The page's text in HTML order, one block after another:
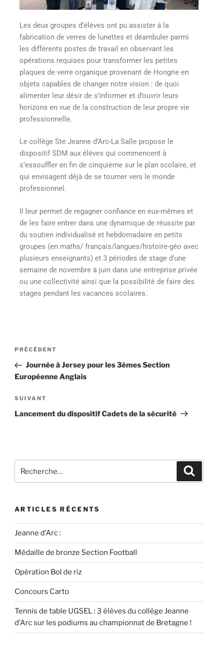
Les deux groupes d’élèves ont pu assister à la
fabrication de verres de lunettes et déambuler parmi
les différents postes de travail en observant les
opérations requises pour transformer les petites
plaques de verre organique provenant de Hongrie en
objets capables de changer notre vision : de quoi
alimenter leur désir de s’informer et d’ouvrir leurs
horizons en vue de la construction de leur propre vie
professionnelle.
Le collège Ste Jeanne d’Arc-La Salle propose le
dispositif SDM aux élèves qui commencent à
s’essouffler en fin de cinquième sur le plan scolaire, et
qui envisagent déjà de se tourner vers le monde
professionnel.
Il leur permet de regagner confiance en eux-mêmes et
de les faire entrer dans une dynamique de réussite par
du soutien individualisé et hebdomadaire en petits
groupes (en maths/ français/langues/histoire-géo avec
plusieurs enseignants) et 3 périodes de stage d’une
semaine de novembre à juin dans une entreprise privée
ou une collectivité ainsi que la possibilité de faire des
stages pendant les vacances scolaires.
PRÉCÉDENT
Journée à Jersey pour les 3èmes Section
Européenne Anglais
SUIVANT
Lancement du dispositif Cadets de la sécurité
ARTICLES RÉCENTS
Jeanne d’Arc :
Médaille de bronze Section Football
Opération Bol de riz
Concours Carto
Tennis de table UGSEL : 3 élèves du collège Jeanne
d’Arc sur les podiums au championnat de Bretagne !